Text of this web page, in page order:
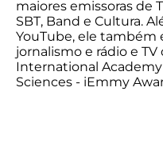
maiores emissoras de
SBT, Band e Cultura.
YouTube, ele também
jornalismo e rádio e
International Academy
Sciences - iEmmy